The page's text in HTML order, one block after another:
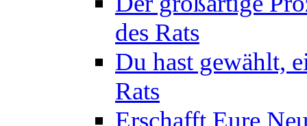
des Rats
Du hast gewählt,
Rats
Erschafft Eure